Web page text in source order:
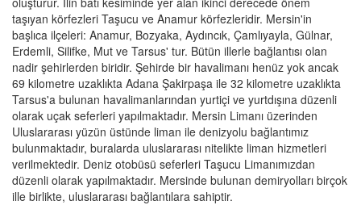
taşıyan körfezleri Taşucu ve Anamur körfezleridir. Mersin'in
başlıca ilçeleri: Anamur, Bozyaka, Aydıncık, Çamlıyayla, Gülnar,
Erdemli, Silifke, Mut ve Tarsus' tur. Bütün illerle bağlantısı olan
nadir şehirlerden biridir. Şehirde bir havalimanı henüz yok ancak
69 kilometre uzaklıkta Adana Şakirpaşa ile 32 kilometre uzaklıkta
Tarsus'a bulunan havalimanlarından yurtiçi ve yurtdışına düzenli
olarak uçak seferleri yapılmaktadır. Mersin Limanı üzerinden
Uluslararası yüzün üstünde liman ile denizyolu bağlantımız
bulunmaktadır, buralarda uluslararası nitelikte liman hizmetleri
verilmektedir. Deniz otobüsü seferleri Taşucu Limanımızdan
düzenli olarak yapılmaktadır. Mersinde bulunan demiryolları birçok
ille birlikte, uluslararası bağlantılara sahiptir.